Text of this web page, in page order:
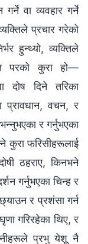
वा व्यवहार गर्ने
प्रचार गरेको
हुन्थ्यो, व्यक्तिले
परको कुरा हो—
दोष दिने तरिका
प्रावधान, वचन, र
र गर्नुभएका
कुरा फरिसीहरूलाई
ठहराए, किनभने
गर्नुभएका चिन्ह र
र प्रशंसा गर्न
गरिरहेका थिए, र
प्रभु येशू नै